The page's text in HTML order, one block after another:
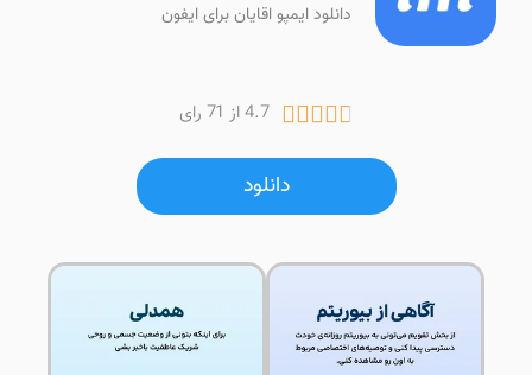
دانلود ایمپو اقایان برای ایفون
4.7 از 71 رای 
دانلود